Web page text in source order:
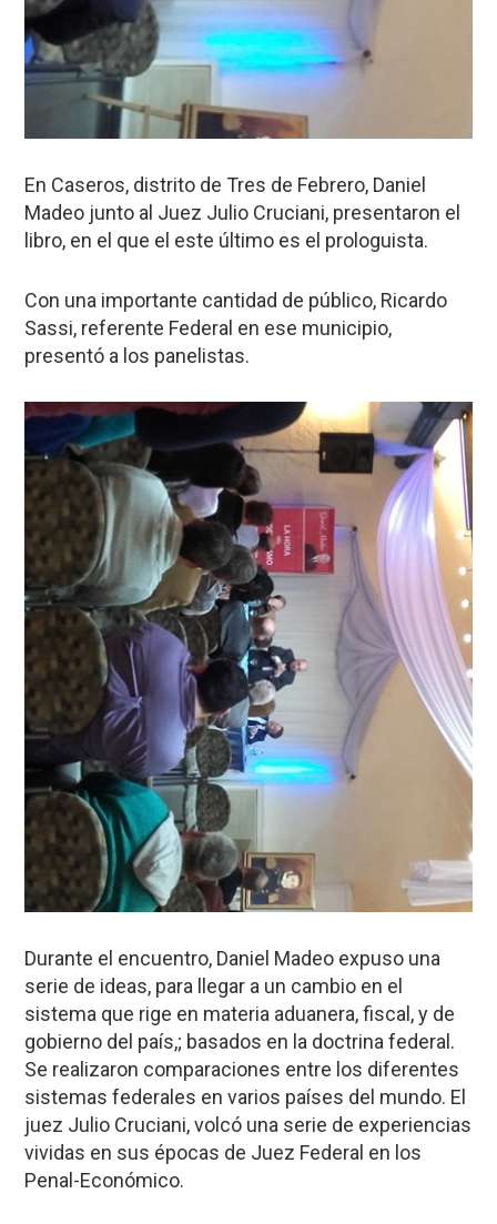
En Caseros, distrito de Tres de Febrero, Daniel
Madeo junto al Juez Julio Cruciani, presentaron el
libro, en el que el este último es el prologuista.
Con una importante cantidad de público, Ricardo
Sassi, referente Federal en ese municipio,
presentó a los panelistas.
Durante el encuentro, Daniel Madeo expuso una
serie de ideas, para llegar a un cambio en el
sistema que rige en materia aduanera, fiscal, y de
gobierno del país,; basados en la doctrina federal.
Se realizaron comparaciones entre los diferentes
sistemas federales en varios países del mundo. El
juez Julio Cruciani, volcó una serie de experiencias
vividas en sus épocas de Juez Federal en los
Penal-Económico.